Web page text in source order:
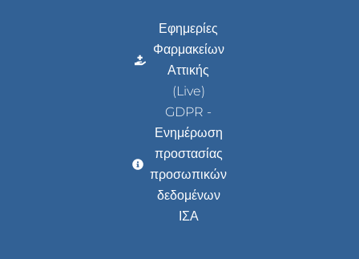
Εφημερίες
Φαρμακείων
Αττικής
(Live)
GDPR -
Ενημέρωση
προστασίας
προσωπικών
δεδομένων
ΙΣΑ